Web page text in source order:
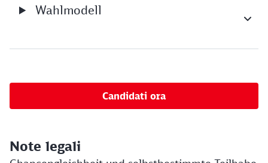
Wahlmodell
Candidati ora
Note legali